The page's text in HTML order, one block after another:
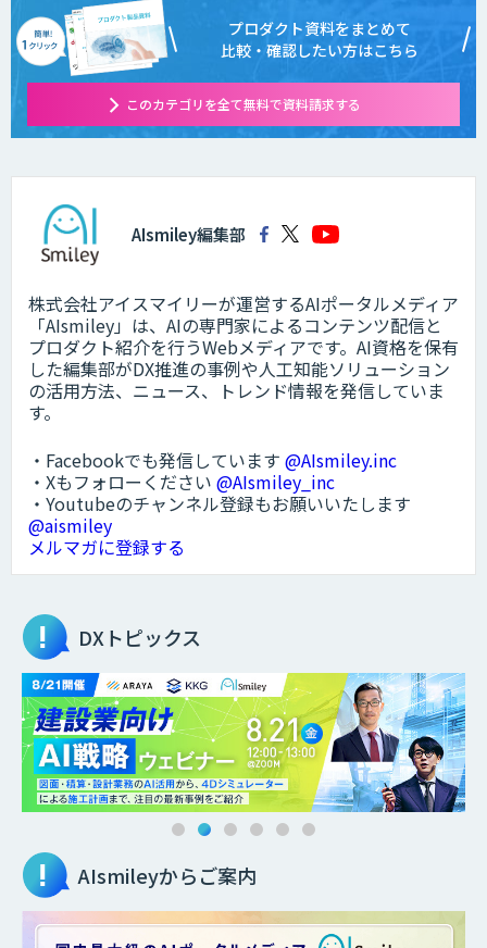
プロダクト資料をまとめて
比較・確認したい方はこちら
このカテゴリを全て無料で資料請求する
AIsmiley編集部
株式会社アイスマイリーが運営するAIポータルメディア
「AIsmiley」は、AIの専門家によるコンテンツ配信と
プロダクト紹介を行うWebメディアです。AI資格を保有
した編集部がDX推進の事例や人工知能ソリューション
の活用方法、ニュース、トレンド情報を発信していま
す。
・Facebookでも発信しています @AIsmiley.inc
・Xもフォローください @AIsmiley_inc
・Youtubeのチャンネル登録もお願いいたします
@aismiley
メルマガに登録する
DXトピックス
AIsmileyからご案内